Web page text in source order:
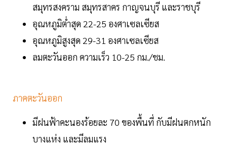
สมุทรสงคราม สมุทรสาคร กาญจนบุรี และราชบุรี
อุณหภูมิต่ำสุด 22-25 องศาเซลเซียส
อุณหภูมิสูงสุด 29-31 องศาเซลเซียส
ลมตะวันออก ความเร็ว 10-25 กม./ชม.
ภาคตะวันออก
มีฝนฟ้าคะนองร้อยละ 70 ของพื้นที่ กับมีฝนตกหนัก
บางแห่ง และมีลมแรง